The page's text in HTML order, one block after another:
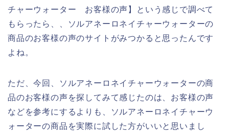
チャーウォーター お客様の声】という感じで調べて
もらったら、、ソルアネーロネイチャーウォーターの
商品のお客様の声のサイトがみつかると思ったんです
よね。
ただ、今回、ソルアネーロネイチャーウォーターの商
品のお客様の声を探してみて感じたのは、お客様の声
などを参考にするよりも、ソルアネーロネイチャーウ
ォーターの商品を実際に試した方がいいと思いまし